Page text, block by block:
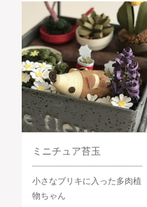
ミニチュア苔玉
小さなブリキに入った多肉植
物ちゃん